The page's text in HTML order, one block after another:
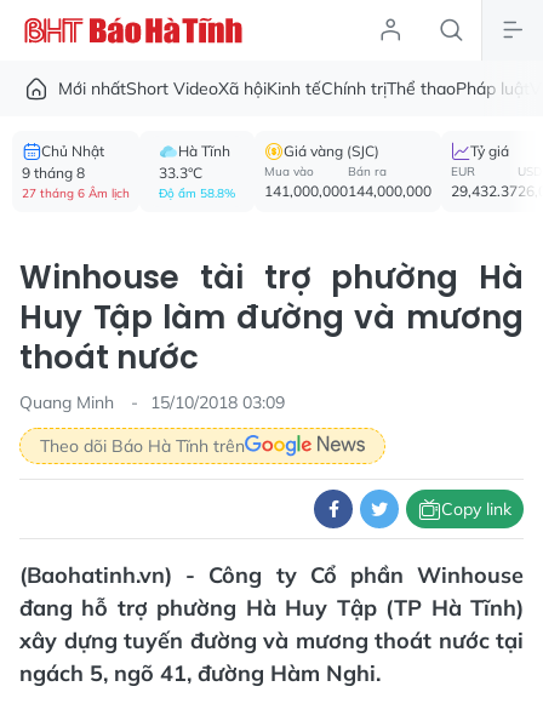
Mới nhấtShort VideoXã hộiKinh tếChính trịThể thaoPháp luật
Chủ Nhật
9 tháng 8
27 tháng 6 Âm lịch
Hà Tĩnh
33.3°C
Độ ẩm 58.8%
Giá vàng (SJC)
Mua vào
141,000,000
Bán ra
144,000,000
Tỷ giá
EUR
29,432.37
USD
Winhouse tài trợ phường Hà
Huy Tập làm đường và mương
thoát nước
Quang Minh
15/10/2018 03:09
Theo dõi Báo Hà Tĩnh trên
Copy link
(Baohatinh.vn) - Công ty Cổ phần Winhouse
đang hỗ trợ phường Hà Huy Tập (TP Hà Tĩnh)
xây dựng tuyến đường và mương thoát nước tại
ngách 5, ngõ 41, đường Hàm Nghi.